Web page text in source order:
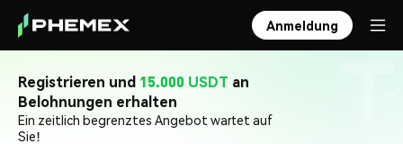
Anmeldung
Registrieren und 15.000 USDT an
Belohnungen erhalten
Ein zeitlich begrenztes Angebot wartet auf
Sie!